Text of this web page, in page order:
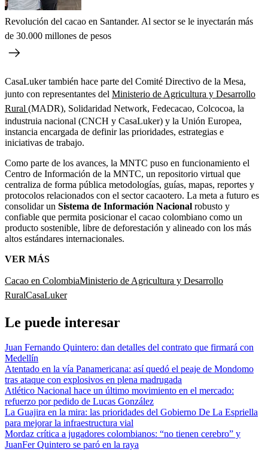
Revolución del cacao en Santander. Al sector se le inyectarán más
de 30.000 millones de pesos
CasaLuker también hace parte del Comité Directivo de la Mesa,
junto con representantes del Ministerio de Agricultura y Desarrollo
Rural (MADR), Solidaridad Network, Fedecacao, Colcocoa, la
industruia nacional (CNCH y CasaLuker) y la Unión Europea,
instancia encargada de definir las prioridades, estrategias e
iniciativas de trabajo.
Como parte de los avances, la MNTC puso en funcionamiento el
Centro de Información de la MNTC, un repositorio virtual que
centraliza de forma pública metodologías, guías, mapas, reportes y
protocolos relacionados con el sector cacaotero. La meta a futuro es
consolidar un Sistema de Información Nacional robusto y
confiable que permita posicionar el cacao colombiano como un
producto sostenible, libre de deforestación y alineado con los más
altos estándares internacionales.
VER MÁS
Cacao en ColombiaMinisterio de Agricultura y Desarrollo
RuralCasaLuker
Le puede interesar
Juan Fernando Quintero: dan detalles del contrato que firmará con
Medellín
Atentado en la vía Panamericana: así quedó el peaje de Mondomo
tras ataque con explosivos en plena madrugada
Atlético Nacional hace un último movimiento en el mercado:
refuerzo por pedido de Lucas González
La Guajira en la mira: las prioridades del Gobierno De La Espriella
para mejorar la infraestructura vial
Mordaz crítica a jugadores colombianos: “no tienen cerebro” y
JuanFer Quintero se paró en la raya